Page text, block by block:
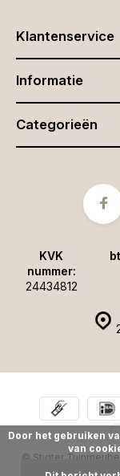
Klantenservice
Informatie
Categorieën
KVK
nummer:
24434812
© Stigter
Door het gebruiken
van